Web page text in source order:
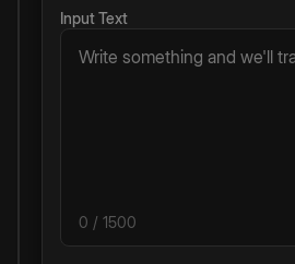
Input Text
0 / 1500